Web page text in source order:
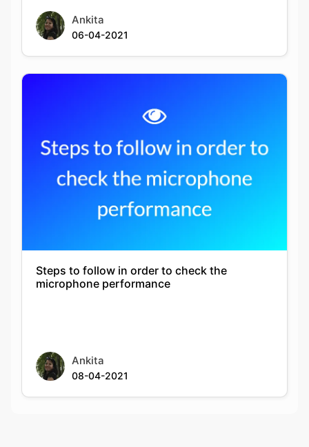
Ankita
06-04-2021
Steps to follow in order to check the
microphone performance
Ankita
08-04-2021